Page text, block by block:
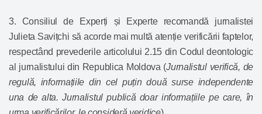
3. Consiliul de Experți și Experte recomandă jurnalistei
Julieta Savițchi să acorde mai multă atenție verificării faptelor,
respectând prevederile articolului 2.15din Codul deontologic
al jurnalistului din Republica Moldova (Jurnalistul verifică, de
regulă, informațiile din cel puțin două surse independente
una de alta. Jurnalistul publică doar informațiile pe care, în